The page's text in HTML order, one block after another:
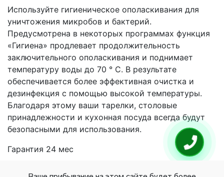
Используйте гигиеническое ополаскивания для
уничтожения микробов и бактерий.
Предусмотрена в некоторых программах функция
«Гигиена» продлевает продолжительность
заключительного ополаскивания и поднимает
температуру воды до 70 ° C. В результате
обеспечивается более эффективная очистка и
дезинфекция с помощью высокой температуры.
Благодаря этому ваши тарелки, столовые
принадлежности и кухонная посуда всегда будут
безопасными для использования.
Гарантия 24 мес